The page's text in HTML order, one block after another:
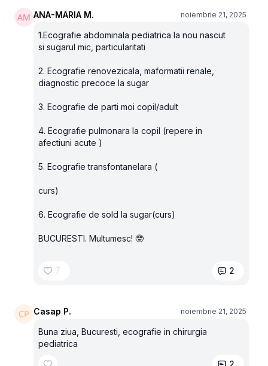
ANA-MARIA M. noiembrie 21, 2025
1.Ecografie abdominala pediatrica la nou nascut
si sugarul mic, particularitati
2. Ecografie renovezicala, maformatii renale,
diagnostic precoce la sugar
3. Ecografie de parti moi copil/adult
4. Ecografie pulmonara la copil (repere in
afectiuni acute )
5. Ecografie transfontanelara (
curs)
6. Ecografie de sold la sugar(curs)
BUCURESTI. Multumesc! 🤓
7 2
Casap P. noiembrie 21, 2025
Buna ziua, Bucuresti, ecografie in chirurgia
pediatrica
2